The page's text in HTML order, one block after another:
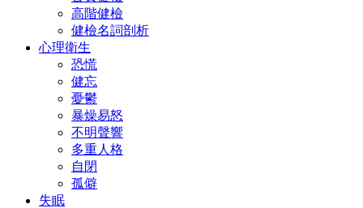
高階健檢
健檢名詞剖析
心理衛生
恐慌
健忘
憂鬱
暴燥易怒
不明聲響
多重人格
自閉
孤僻
失眠